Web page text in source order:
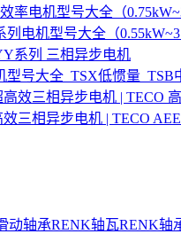
率电机型号大全（
电机型号大全（
系列 三相异步电机
型号大全_TSX低惯量_TSB
效三相异步电机 | TECO
三相异步电机 | TECO
动轴承RENK轴瓦RENK轴